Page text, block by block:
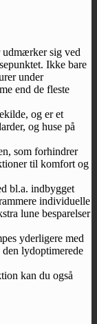
udmærker sig ved
Ikke bare
under
end de fleste
og er et
og huse på
som forhindrer
til komfort og
bl.a. indbygget
individuelle
lune besparelser
yderligere med
lydoptimerede
kan du også